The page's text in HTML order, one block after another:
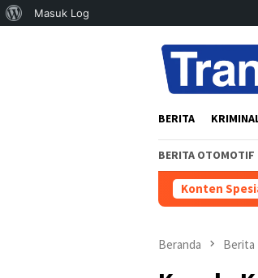
Tentang
Masuk Log
BERITA
BERITA OTOMOTIF
Konten
Beranda Berita